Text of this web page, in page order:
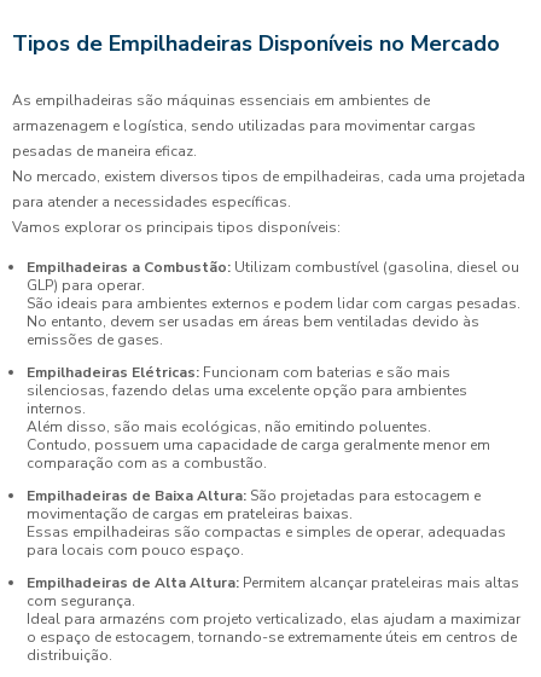
Tipos de Empilhadeiras Disponíveis no Mercado
As empilhadeiras são máquinas essenciais em ambientes de
armazenagem e logística, sendo utilizadas para movimentar cargas
pesadas de maneira eficaz.
No mercado, existem diversos tipos de empilhadeiras, cada uma projetada
para atender a necessidades específicas.
Vamos explorar os principais tipos disponíveis:
Empilhadeiras a Combustão: Utilizam combustível (gasolina, diesel ou
GLP) para operar.
São ideais para ambientes externos e podem lidar com cargas pesadas.
No entanto, devem ser usadas em áreas bem ventiladas devido às
emissões de gases.
Empilhadeiras Elétricas: Funcionam com baterias e são mais
silenciosas, fazendo delas uma excelente opção para ambientes
internos.
Além disso, são mais ecológicas, não emitindo poluentes.
Contudo, possuem uma capacidade de carga geralmente menor em
comparação com as a combustão.
Empilhadeiras de Baixa Altura: São projetadas para estocagem e
movimentação de cargas em prateleiras baixas.
Essas empilhadeiras são compactas e simples de operar, adequadas
para locais com pouco espaço.
Empilhadeiras de Alta Altura: Permitem alcançar prateleiras mais altas
com segurança.
Ideal para armazéns com projeto verticalizado, elas ajudam a maximizar
o espaço de estocagem, tornando-se extremamente úteis em centros de
distribuição.